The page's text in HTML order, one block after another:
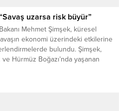
uzarsa risk büyür”
Mehmet Şimşek, küresel
ekonomi üzerindeki etkilerine
bulundu. Şimşek,
ve Hürmüz Boğazı’nda yaşanan
ve enerji fiyatlarını ciddi
savaşın uzaması halinde